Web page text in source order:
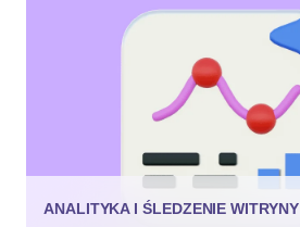
ANALITYKA I ŚLEDZENIE WITRYNY